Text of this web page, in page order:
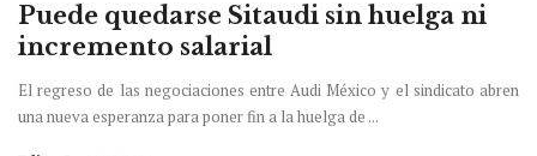
Puede quedarse Sitaudi sin huelga ni
incremento salarial
El regreso de las negociaciones entre Audi México y el sindicato abren
una nueva esperanza para poner fin a la huelga de ...